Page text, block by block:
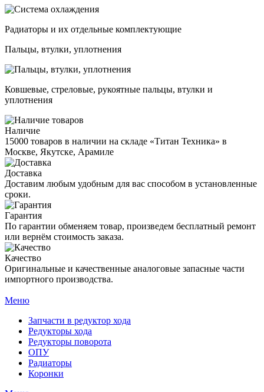
Радиаторы и их отдельные комплектующие
Пальцы, втулки, уплотнения
Ковшевые, стреловые, рукоятные пальцы, втулки и
уплотнения
Наличие
15000 товаров в наличии на складе «Титан Техника» в
Москве, Якутске, Арамиле
Доставка
Доставим любым удобным для вас способом в установленные
сроки.
Гарантия
По гарантии обменяем товар, произведем бесплатный ремонт
или вернём стоимость заказа.
Качество
Оригинальные и качественные аналоговые запасные части
импортного производства.
Меню
Запчасти в редуктор хода
Редукторы хода
Редукторы поворота
ОПУ
Радиаторы
Коронки